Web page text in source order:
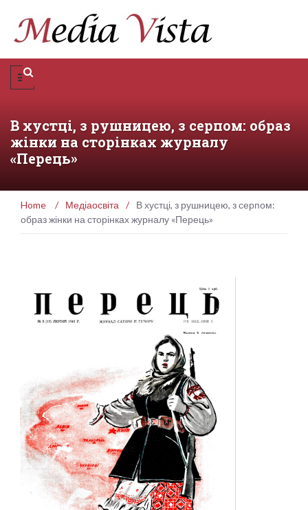
В хустці, з рушницею, з серпом: образ
жінки на сторінках журналу
«Перець»
Home / Медіаосвіта /
В хустці, з рушницею, з серпом:
образ жінки на сторінках журналу «Перець»